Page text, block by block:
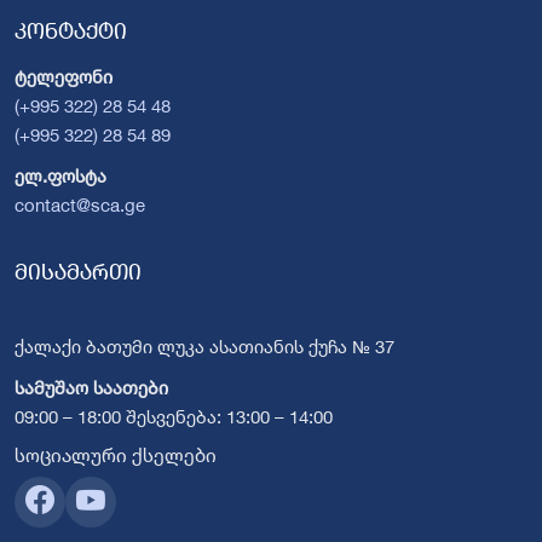
კონტაქტი
ტელეფონი
(+995 322) 28 54 48
(+995 322) 28 54 89
ელ.ფოსტა
contact@sca.ge
მისამართი
ქალაქი ბათუმი ლუკა ასათიანის ქუჩა № 37
სამუშაო საათები
09:00 – 18:00 შესვენება: 13:00 – 14:00
სოციალური ქსელები